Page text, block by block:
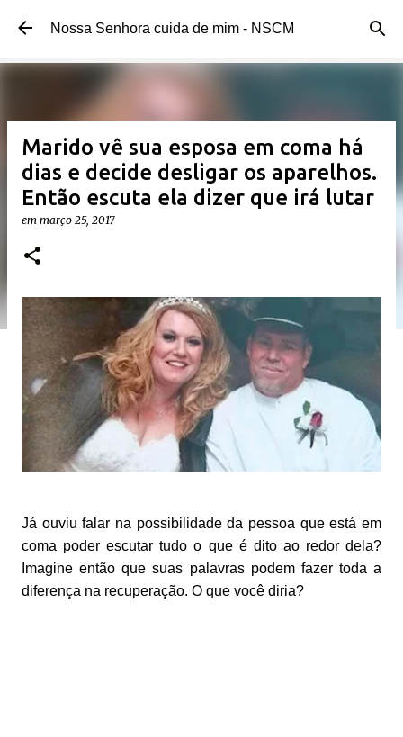
Pular para o conteúdo principal
Nossa Senhora cuida de mim - NSCM
Marido vê sua esposa em coma há
dias e decide desligar os aparelhos.
Então escuta ela dizer que irá lutar
em março 25, 2017
Já ouviu falar na possibilidade da pessoa que está em
coma poder escutar tudo o que é dito ao redor dela?
Imagine então que suas palavras podem fazer toda a
diferença na recuperação. O que você diria?